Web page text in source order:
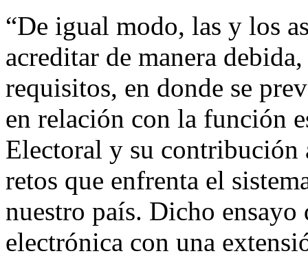
“De igual modo, las y los
acreditar de manera
requisitos, en donde se
en relación con la función
Electoral y su contribución
retos que enfrenta el
nuestro país. Dicho ensayo
electrónica con una